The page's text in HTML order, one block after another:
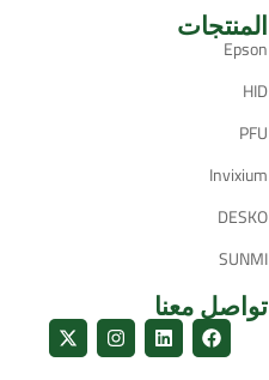
المنتجات
Epson
HID
PFU
Invixium
DESKO
SUNMI
تواصل معنا